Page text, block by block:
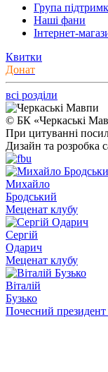
Група
Наші фани
Інтернет-
Квитки
Донат
всі розділи
© БК «Черкаські
При цитуванні
Дизайн та розробка
Михайло
Бродський
Меценат клубу
Сергій
Одарич
Меценат клубу
Віталій
Бузько
Почесний президент